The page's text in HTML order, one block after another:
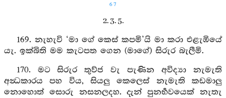
67
2. 3. 5.
169. නැහැවි ‘මා ගේ කෙස් කපමි’යි මා කරා එළැඹියේ
යැ. ඉක්බිති මම කැටපත ගෙන (මාගේ) සිරුර බැලීමි.
170. මට සිරුර තුව්ජ වැ පැණින අවිද්‍යා නැමැති
අන්‍ධකාරය පහ විය, සියලු කෙලෙස් නැමැති කඩමාලු
නොහොත් සොරු නසනලදහ. දැන් පුනර්‍භවයෙක් නැතැ